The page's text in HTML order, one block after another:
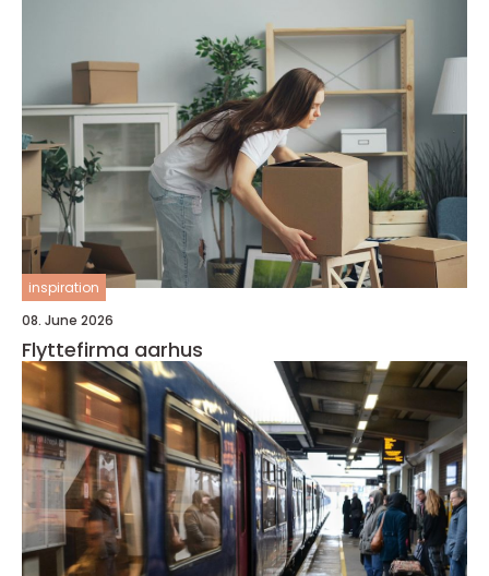
inspiration
08. June 2026
Flyttefirma aarhus